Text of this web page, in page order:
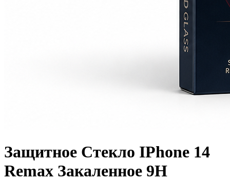
Защитное Стекло IPhone 14
Remax Закаленное 9H